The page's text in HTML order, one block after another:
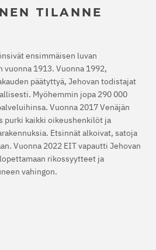
TILANNE
ensimmäisen luvan
1913. Vuonna 1992,
päätyttyä, Jehovan todistajat
Myöhemmin jopa 290 000
Vuonna 2017 Venäjän
purki kaikki oikeushenkilöt ja
Etsinnät alkoivat, satoja
Vuonna 2022 EIT vapautti Jehovan
rikossyytteet ja
vahingon.